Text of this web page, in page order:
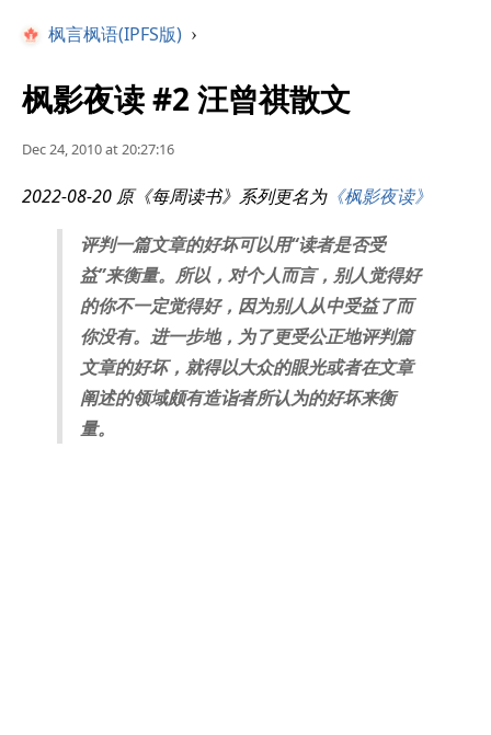
枫言枫语(IPFS版) ›
枫影夜读 #2 汪曾祺散文
Dec 24, 2010 at 20:27:16
2022-08-20 原《每周读书》系列更名为《枫影夜读》
评判一篇文章的好坏可以用“读者是否受
益”来衡量。所以，对个人而言，别人觉得好
的你不一定觉得好，因为别人从中受益了而
你没有。进一步地，为了更受公正地评判篇
文章的好坏，就得以大众的眼光或者在文章
阐述的领域颇有造诣者所认为的好坏来衡
量。